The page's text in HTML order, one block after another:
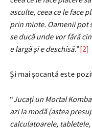
asculte, ceea ce le face
prin minte. Oamenii pot
se ducă unde vor fără
e largă şi e deschisă.”[2]
Şi mai şocantă este
“Jucaţi un Mortal
azi la modă (astea
calculatoarele,